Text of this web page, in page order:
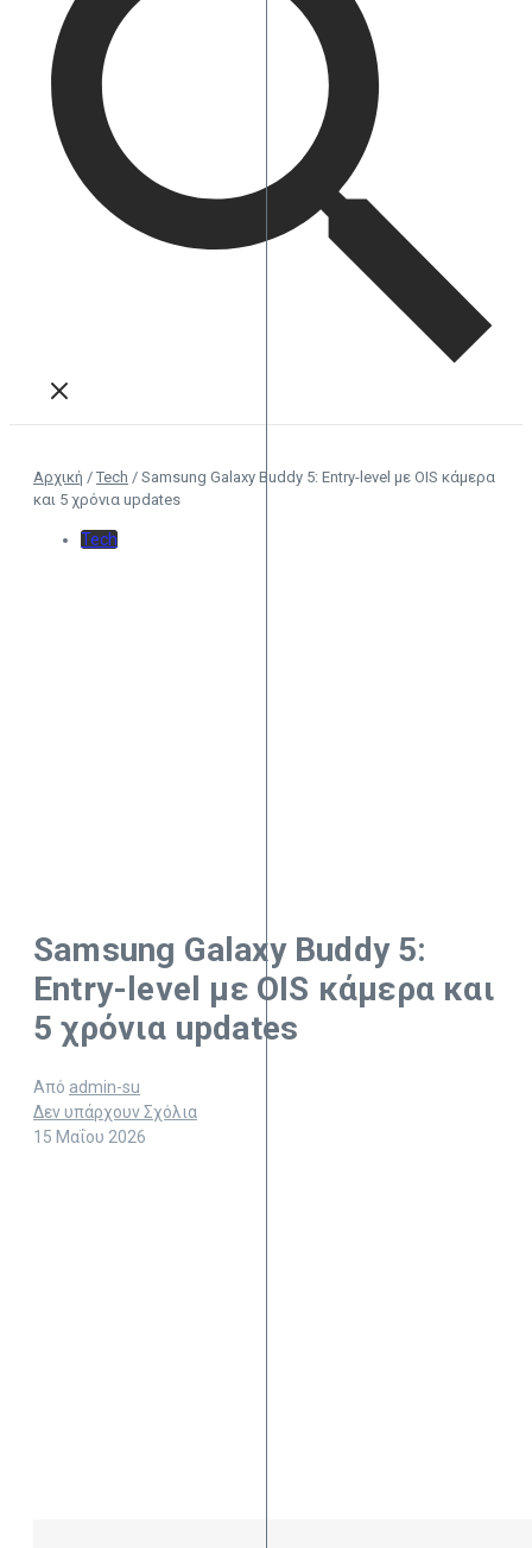
Αρχική / Tech / Samsung Galaxy Buddy 5: Entry-level με OIS κάμερα
και 5 χρόνια updates
Tech
Samsung Galaxy Buddy 5:
Entry-level με OIS κάμερα και
5 χρόνια updates
Από admin-su
Δεν υπάρχουν Σχόλια
15 Μαΐου 2026